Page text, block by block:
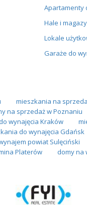
Apartamenty
Hale i
Lokale
Garaże do
mieszkania na
na sprzedaż w Poznaniu
wynajęcia Kraków
do wynajęcia Gdańsk
powiat Sulęciński
Platerów
domy na